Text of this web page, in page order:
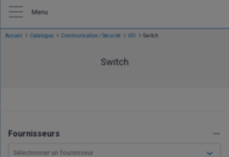
Menu
Accueil Catalogue Communication / Sécurité VDI Switch
Switch
Fournisseurs
Sélectionner un fournisseur